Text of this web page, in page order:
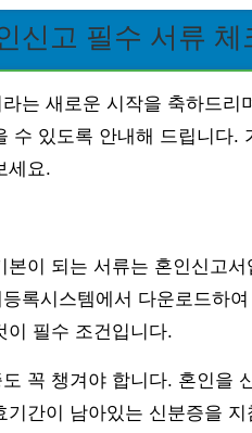
신고 필수 서류 체
라는 새로운 시작을 축하드
수 있도록 안내해 드립니다.
세요.
본이 되는 서류는 혼인신고
록시스템에서 다운로드하
이 필수 조건입니다.
꼭 챙겨야 합니다. 혼인을
기간이 남아있는 신분증을